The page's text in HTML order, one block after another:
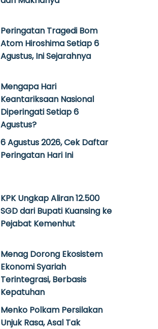
Peringatan Tragedi Bom
Atom Hiroshima Setiap 6
Agustus, Ini Sejarahnya
Mengapa Hari
Keantariksaan Nasional
Diperingati Setiap 6
Agustus?
6 Agustus 2026, Cek Daftar
Peringatan Hari Ini
KPK Ungkap Aliran 12.500
SGD dari Bupati Kuansing ke
Pejabat Kemenhut
Menag Dorong Ekosistem
Ekonomi Syariah
Terintegrasi, Berbasis
Kepatuhan
Menko Polkam Persilakan
Unjuk Rasa, Asal Tak